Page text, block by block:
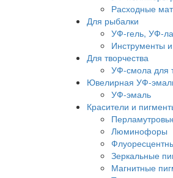
Расходные
Для рыбалки
УФ-гель, УФ-
Инструменты
Для творчества
УФ-смола для
Ювелирная УФ-
УФ-эмаль
Красители и
Люминофоры
Зеркальные
Магнитные